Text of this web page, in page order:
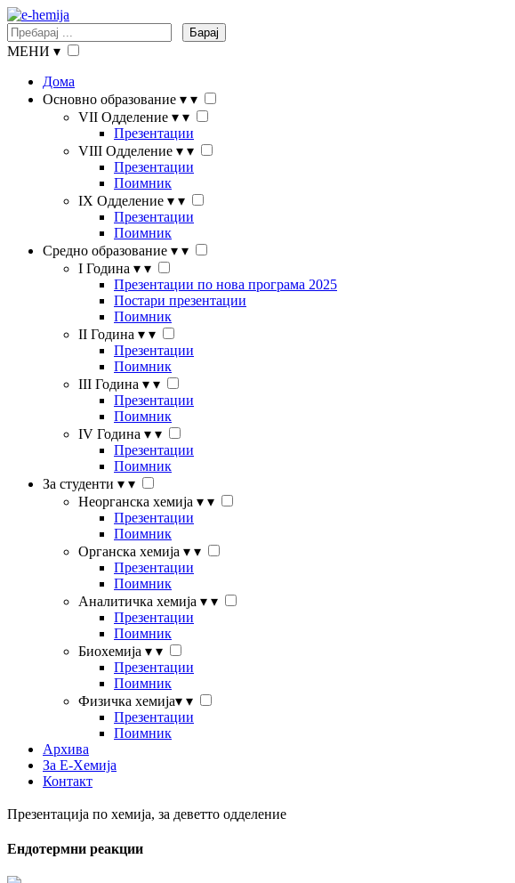
Барај
МЕНИ ▾
Дома
Основно образование ▾ ▾
VII Одделение ▾ ▾
Презентации
VIII Одделение ▾ ▾
Презентации
Поимник
IX Одделение ▾ ▾
Презентации
Поимник
Средно образование ▾ ▾
I Година ▾ ▾
Презентации по нова програма 2025
Постари презентации
Поимник
II Година ▾ ▾
Презентации
Поимник
III Година ▾ ▾
Презентации
Поимник
IV Година ▾ ▾
Презентации
Поимник
За студенти ▾ ▾
Неорганска хемија ▾ ▾
Презентации
Поимник
Органска хемија ▾ ▾
Презентации
Поимник
Аналитичка хемија ▾ ▾
Презентации
Поимник
Биохемија ▾ ▾
Презентации
Поимник
Физичка хемија▾ ▾
Презентации
Поимник
Архива
За Е-Хемија
Контакт
Презентација по хемија, за деветто одделение
Ендотермни реакции